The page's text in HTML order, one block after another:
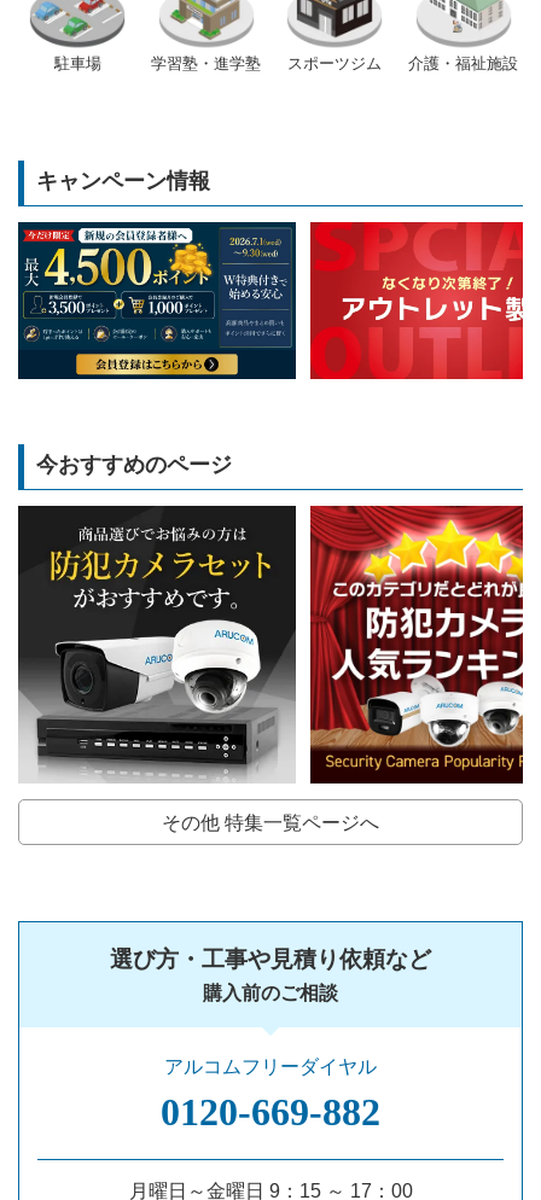
駐車場 学習塾・進学塾 スポーツジム 介護・福祉施設
キャンペーン情報
今おすすめのページ
その他 特集一覧ページへ
選び方・工事や見積り依頼など
購入前のご相談
アルコムフリーダイヤル
0120‐669‐882
月曜日～金曜日 9：15 ～ 17：00